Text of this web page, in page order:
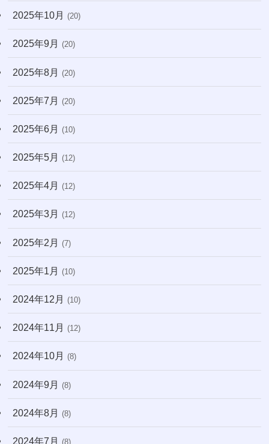
2025年10月 (20)
2025年9月 (20)
2025年8月 (20)
2025年7月 (20)
2025年6月 (10)
2025年5月 (12)
2025年4月 (12)
2025年3月 (12)
2025年2月 (7)
2025年1月 (10)
2024年12月 (10)
2024年11月 (12)
2024年10月 (8)
2024年9月 (8)
2024年8月 (8)
2024年7月 (8)